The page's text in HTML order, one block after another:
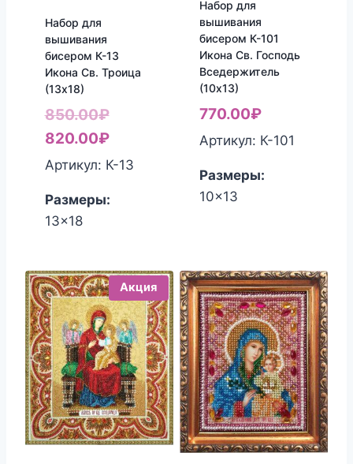
Набор для
вышивания
бисером К-13
Икона Св. Троица
(13х18)
850.00₽Первоначальная
цена
составляла
820.00₽Текущая
цена:
Артикул: К-13
Размеры:
13x18
Набор для
вышивания
бисером К-101
Икона Св. Господь
Вседержитель
(10х13)
770.00₽
Артикул: К-101
Размеры:
10x13
Акция